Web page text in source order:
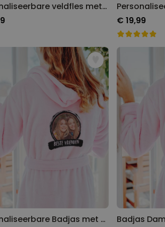
Personaliseerbare veldfles met tekst
€ 19,99
Personaliseerbare Badjas met Foto & Tekst
Badjas